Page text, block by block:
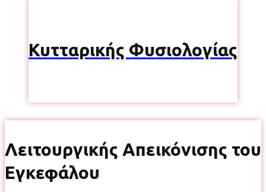
Κυτταρικής Φυσιολογίας
Λειτουργικής Απεικόνισης του
Εγκεφάλου